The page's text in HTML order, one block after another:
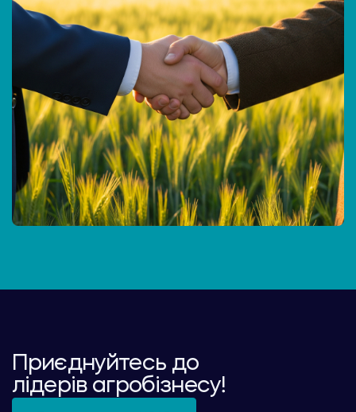
Приєднуйтесь до
лідерів агробізнесу!